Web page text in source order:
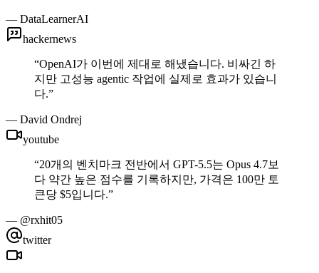
— DataLearnerAI
hackernews
“OpenAI가 이번에 제대로 해냈습니다. 비싸긴 하
지만 고성능 agentic 작업에 실제로 효과가 있습니
다.”
— David Ondrej
youtube
“20개의 벤치마크 전반에서 GPT-5.5는 Opus 4.7보
다 약간 높은 점수를 기록하지만, 가격은 100만 토
큰당 $5입니다.”
— @rxhit05
twitter